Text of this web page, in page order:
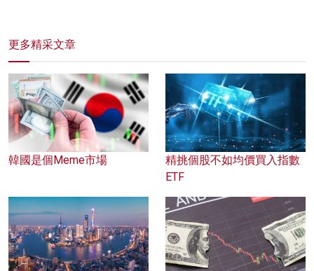
更多精采文章
韓國是個Meme市場
精挑個股不如均價買入指數
ETF